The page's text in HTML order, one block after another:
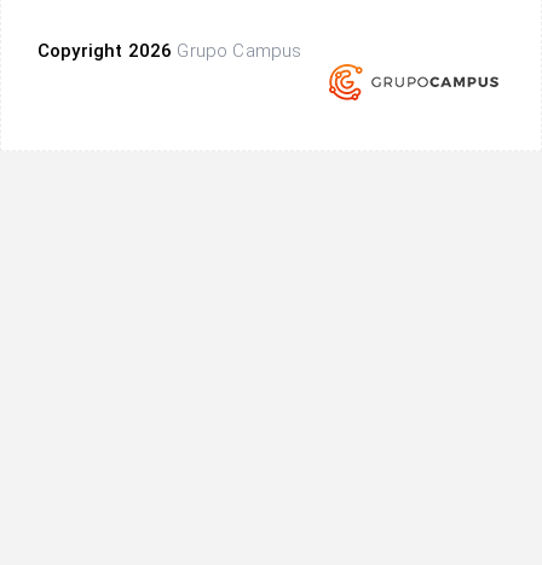
Copyright 2026 Grupo Campus